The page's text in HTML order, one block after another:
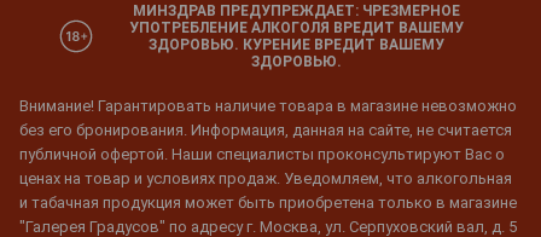
МИНЗДРАВ ПРЕДУПРЕЖДАЕТ: ЧРЕЗМЕРНОЕ
УПОТРЕБЛЕНИЕ АЛКОГОЛЯ ВРЕДИТ ВАШЕМУ
ЗДОРОВЬЮ. КУРЕНИЕ ВРЕДИТ ВАШЕМУ
ЗДОРОВЬЮ.
Внимание! Гарантировать наличие товара в магазине невозможно
без его бронирования. Информация, данная на сайте, не считается
публичной офертой. Наши специалисты проконсультируют Вас о
ценах на товар и условиях продаж. Уведомляем, что алкогольная
и табачная продукция может быть приобретена только в магазине
"Галерея Градусов" по адресу г. Москва, ул. Серпуховский вал, д. 5